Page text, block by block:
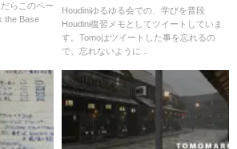
らこのペー
the Base
Houdiniゆるゆる会での、学びを普段
Houdini復習メモとしてツイートしていま
す。Tomoはツイートした事を忘れるの
で、忘れないように...